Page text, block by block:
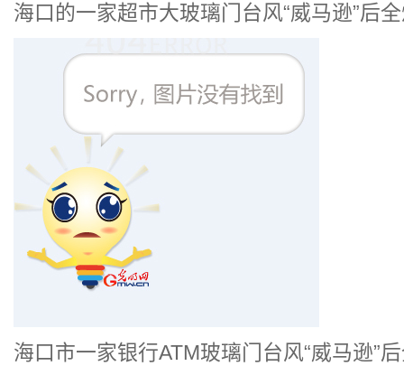
海口的一家超市大玻璃门台风“威马逊”后
海口市一家银行ATM玻璃门台风“威马逊”